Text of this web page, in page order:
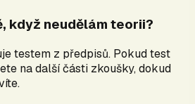
když neudělám teorii?
testem z předpisů. Pokud test
na další části zkoušky, dokud